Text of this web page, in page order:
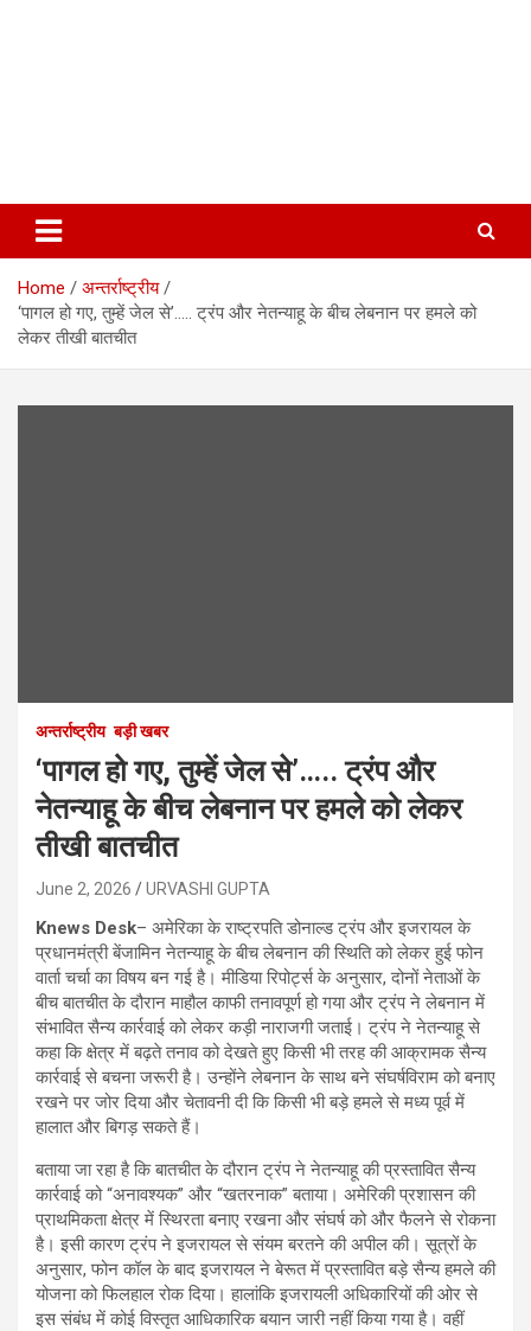
Home
अन्तर्राष्ट्रीय
‘पागल हो गए, तुम्हें जेल से’….. ट्रंप और नेतन्याहू के बीच लेबनान पर हमले को
लेकर तीखी बातचीत
अन्तर्राष्ट्रीय बड़ी खबर
‘पागल हो गए, तुम्हें जेल से’….. ट्रंप और
नेतन्याहू के बीच लेबनान पर हमले को लेकर
तीखी बातचीत
June 2, 2026 URVASHI GUPTA
Knews Desk– अमेरिका के राष्ट्रपति डोनाल्ड ट्रंप और इजरायल के
प्रधानमंत्री बेंजामिन नेतन्याहू के बीच लेबनान की स्थिति को लेकर हुई फोन
वार्ता चर्चा का विषय बन गई है। मीडिया रिपोर्ट्स के अनुसार, दोनों नेताओं के
बीच बातचीत के दौरान माहौल काफी तनावपूर्ण हो गया और ट्रंप ने लेबनान में
संभावित सैन्य कार्रवाई को लेकर कड़ी नाराजगी जताई। ट्रंप ने नेतन्याहू से
कहा कि क्षेत्र में बढ़ते तनाव को देखते हुए किसी भी तरह की आक्रामक सैन्य
कार्रवाई से बचना जरूरी है। उन्होंने लेबनान के साथ बने संघर्षविराम को बनाए
रखने पर जोर दिया और चेतावनी दी कि किसी भी बड़े हमले से मध्य पूर्व में
हालात और बिगड़ सकते हैं।
बताया जा रहा है कि बातचीत के दौरान ट्रंप ने नेतन्याहू की प्रस्तावित सैन्य
कार्रवाई को “अनावश्यक” और “खतरनाक” बताया। अमेरिकी प्रशासन की
प्राथमिकता क्षेत्र में स्थिरता बनाए रखना और संघर्ष को और फैलने से रोकना
है। इसी कारण ट्रंप ने इजरायल से संयम बरतने की अपील की। सूत्रों के
अनुसार, फोन कॉल के बाद इजरायल ने बेरूत में प्रस्तावित बड़े सैन्य हमले की
योजना को फिलहाल रोक दिया। हालांकि इजरायली अधिकारियों की ओर से
इस संबंध में कोई विस्तृत आधिकारिक बयान जारी नहीं किया गया है। वहीं